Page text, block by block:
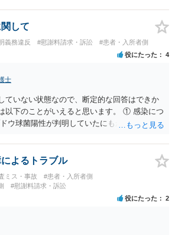
かもしれないですが、実際に捜査をするの
ますので、やはり結論は変わらないかもしれ
の「刑事に強い」とうたっている弁護士に相
ょうか。 以上、ご参考まで。
して
義務違反 #慰謝料請求・訴訟 #患者・入所者側
役にたった 4
士
ていない状態なので、断定的な回答はできか
以下のことがいえると思います。 ① 感染につ
ウ球菌陽性が判明していたにもかかわらず、
相当でないと判断された場合には、相手方の
があります。 当時の標準的な医療水準につい
くことなるという事実が立証できるのであれ
選択の機会が与えられなかったことは、説明
「鼻孔緑挙上」が含まれる合意がある事実
に取りやめた事実を立証できれば、債務不履
よるトラブル
ミス・事故
#患者・入所者側
#慰謝料請求・訴訟
役にたった 2